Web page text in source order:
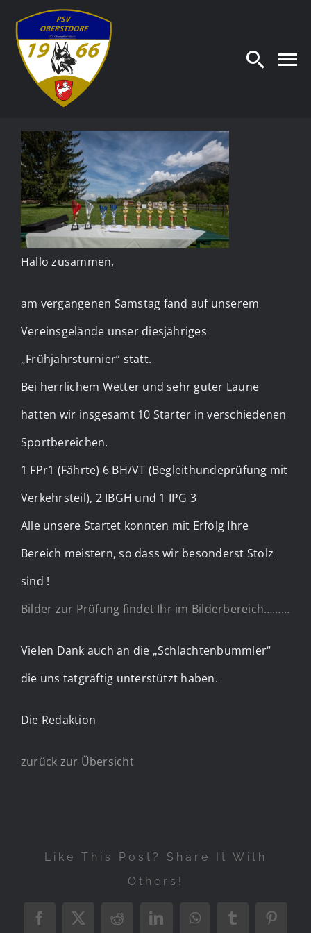
Inhalt
springen
Hallo zusammen,
am vergangenen Samstag fand auf unserem
Vereinsgelände unser diesjähriges
„Frühjahrsturnier“ statt.
Bei herrlichem Wetter und sehr guter Laune
hatten wir insgesamt 10 Starter in verschiedenen
Sportbereichen.
1 FPr1 (Fährte) 6 BH/VT (Begleithundeprüfung mit
Verkehrsteil), 2 IBGH und 1 IPG 3
Alle unsere Startet konnten mit Erfolg Ihre
Bereich meistern, so dass wir besonderst Stolz
sind !
Bilder zur Prüfung findet Ihr im Bilderbereich………
Vielen Dank auch an die „Schlachtenbummler“
die uns tatgräftig unterstützt haben.
Die Redaktion
zurück zur Übersicht
Like This Post? Share It With
Others!
Facebook
X RedditLinkedInWhatsAppTumblr